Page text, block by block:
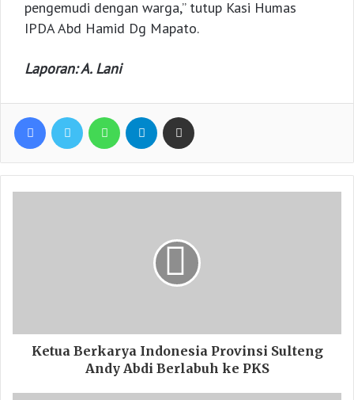
pengemudi dengan warga,” tutup Kasi Humas
IPDA Abd Hamid Dg Mapato.
Laporan: A. Lani
Facebook Twitter WhatsApp Telegram
Ketua Berkarya Indonesia Provinsi Sulteng
Andy Abdi Berlabuh ke PKS